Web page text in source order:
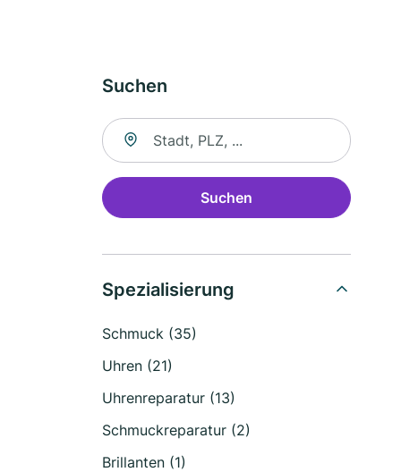
Suchen
Suche nach Ort
Suchen
Spezialisierung
Schmuck (35)
Uhren (21)
Uhrenreparatur (13)
Schmuckreparatur (2)
Brillanten (1)